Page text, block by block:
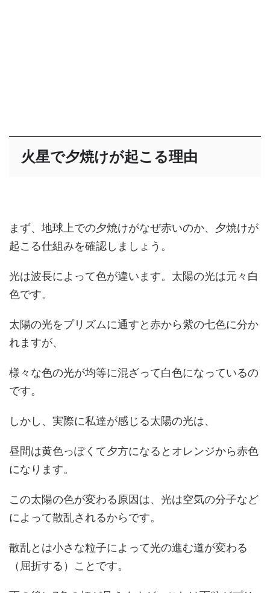
火星で夕焼けが起こる理由
まず、地球上での夕焼けがなぜ赤いのか、夕焼けが
起こる仕組みを確認しましょう。
光は波長によって色が違います。太陽の光は元々白
色です。
太陽の光をプリズムに通すと赤から紫の七色に分か
れますが、
様々な色の光が均等に混ざって白色になっているの
です。
しかし、実際に私達が感じる太陽の光は、
昼間は黄色っぽくて夕方になるとオレンジから赤色
になります。
この太陽の色が変わる原因は、光は空気の分子など
によって散乱されるからです。
散乱とは小さな粒子によって光の進む道が変わる
（屈折する）ことです。